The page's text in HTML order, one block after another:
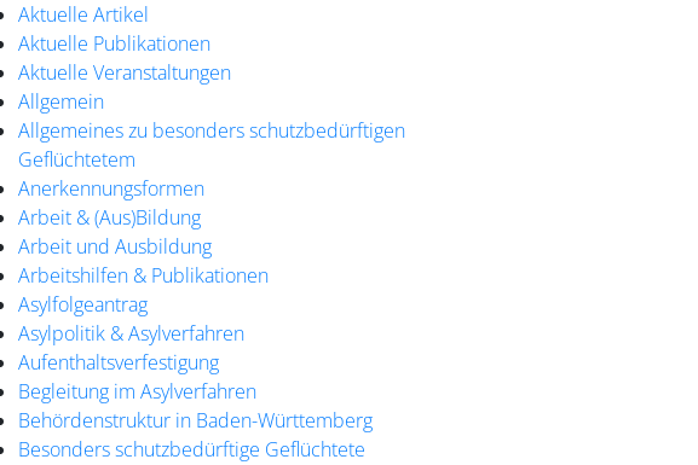
Aktuelle Artikel
Aktuelle Publikationen
Aktuelle Veranstaltungen
Allgemein
Allgemeines zu besonders schutzbedürftigen
Geflüchtetem
Anerkennungsformen
Arbeit & (Aus)Bildung
Arbeit und Ausbildung
Arbeitshilfen & Publikationen
Asylfolgeantrag
Asylpolitik & Asylverfahren
Aufenthaltsverfestigung
Begleitung im Asylverfahren
Behördenstruktur in Baden-Württemberg
Besonders schutzbedürftige Geflüchtete